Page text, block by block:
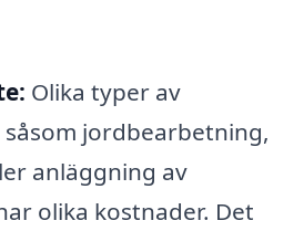
Olika typer av
jordbearbetning,
anläggning av
olika kostnader. Det